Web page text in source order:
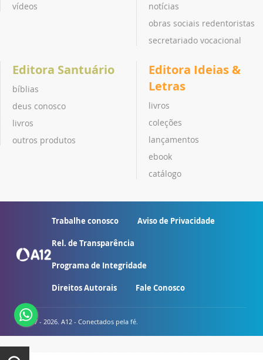
vídeos
notícias
obras sociais redentoristas
secretariado vocacional
Editora Santuário
bíblias
deus conosco
livros
outros produtos
Editora Ideias &
Letras
livros
coleções
lançamentos
ebook
catálogo
Trabalhe conosco Aviso de Privacidade
Rel. de Transparência
Programa de Integridade
Direitos Autorais Fale Conosco
© 2007 - 2026. A12 - Conectados pela fé.